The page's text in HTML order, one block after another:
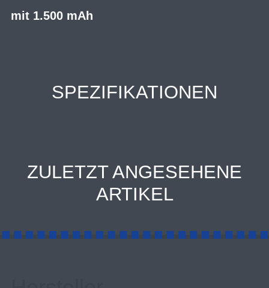
mit 1.500 mAh
SPEZIFIKATIONEN
ZULETZT ANGESEHENE
ARTIKEL